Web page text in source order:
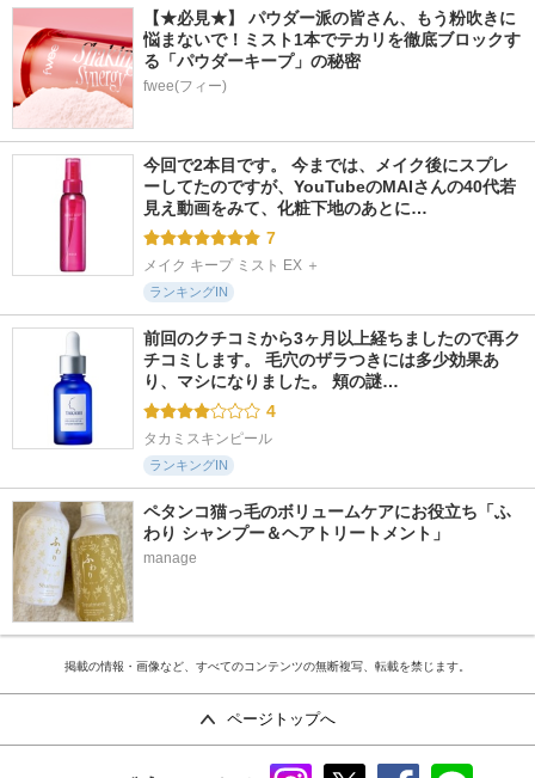
【★必見★】 パウダー派の皆さん、もう粉吹きに
悩まないで！ミスト1本でテカリを徹底ブロックす
る「パウダーキープ」の秘密
fwee(フィー)
今回で2本目です。 今までは、メイク後にスプレ
ーしてたのですが、YouTubeのMAIさんの40代若
見え動画をみて、化粧下地のあとに…
7
メイク キープ ミスト EX ＋
ランキングIN
前回のクチコミから3ヶ月以上経ちましたので再ク
チコミします。 毛穴のザラつきには多少効果あ
り、マシになりました。 頬の謎…
4
タカミスキンピール
ランキングIN
ペタンコ猫っ毛のボリュームケアにお役立ち「ふ
わり シャンプー＆ヘアトリートメント」
manage
掲載の情報・画像など、すべてのコンテンツの無断複写、転載を禁じます。
ページトップへ